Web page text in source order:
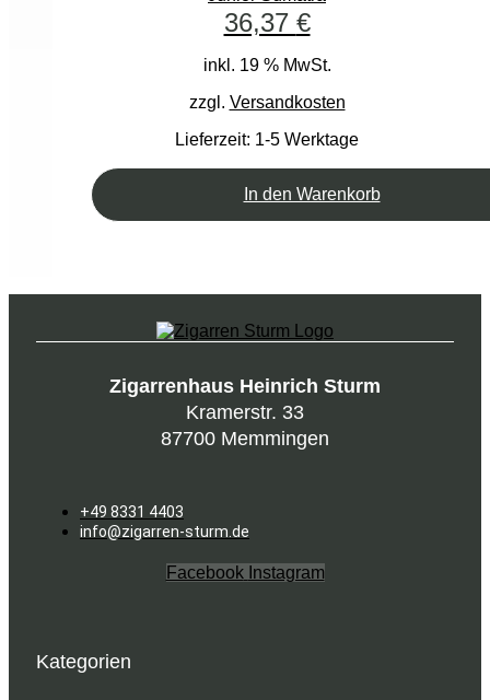
36,37 €
inkl. 19 % MwSt.
zzgl. Versandkosten
Lieferzeit: 1-5 Werktage
In den Warenkorb
Zigarrenhaus Heinrich Sturm
Kramerstr. 33
87700 Memmingen
+49 8331 4403
info@zigarren-sturm.de
Facebook Instagram
Kategorien